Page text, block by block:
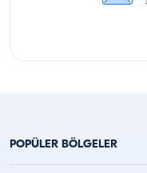
POPÜLER BÖLGELER